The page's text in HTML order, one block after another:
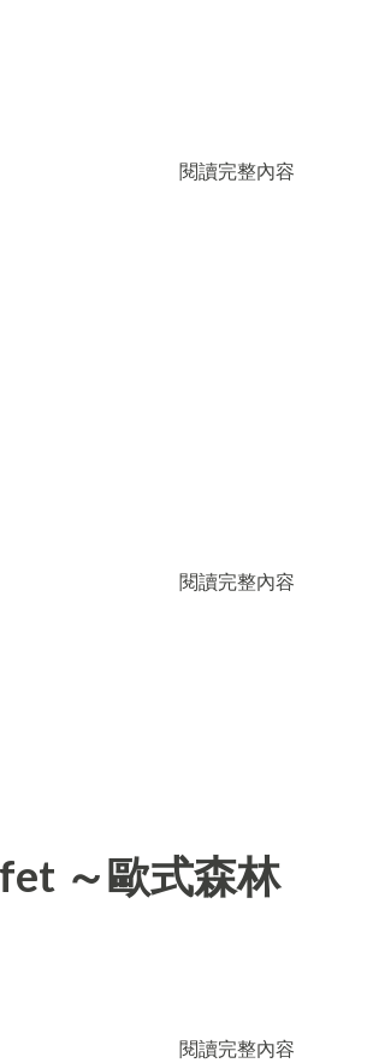
閱讀完整內容
閱讀完整內容
～歐式森林
閱讀完整內容